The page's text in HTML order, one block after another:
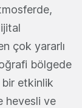
çok yararlı
bölgede
bir etkinlik
hevesli ve